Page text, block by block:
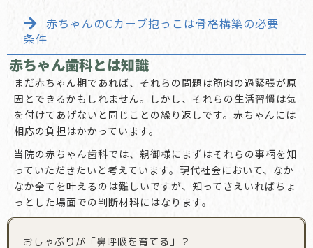
赤ちゃんのCカーブ抱っこは骨格構築の必要
条件
赤ちゃん歯科とは知識
まだ赤ちゃん期であれば、それらの問題は筋肉の過緊張が原
因とできるかもしれません。しかし、それらの生活習慣は気
を付けてあげないと同じことの繰り返しです。赤ちゃんには
相応の負担はかかっています。
当院の赤ちゃん歯科では、親御様にまずはそれらの事柄を知
っていただきたいと考えています。現代社会において、なか
なか全てを叶えるのは難しいですが、知ってさえいればちょ
っとした場面での判断材料にはなります。
おしゃぶりが「鼻呼吸を育てる」？